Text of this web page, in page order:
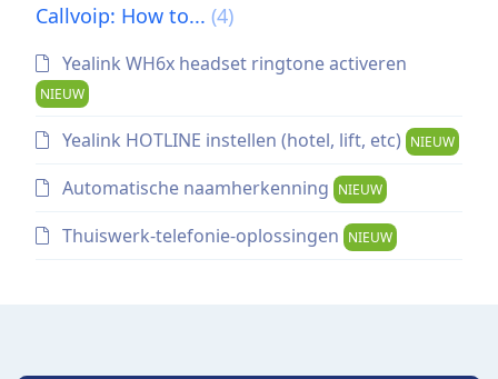
Callvoip: How to... (4)
Yealink WH6x headset ringtone activeren
NIEUW
Yealink HOTLINE instellen (hotel, lift, etc) NIEUW
Automatische naamherkenning NIEUW
Thuiswerk-telefonie-oplossingen NIEUW